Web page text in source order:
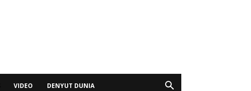
VIDEO DENYUT DUNIA